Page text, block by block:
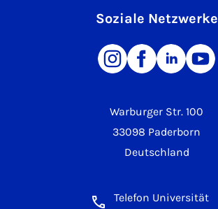
Warburger Str. 100
33098 Paderborn
Deutschland
Telefon Universität
Soziale Netzwerke